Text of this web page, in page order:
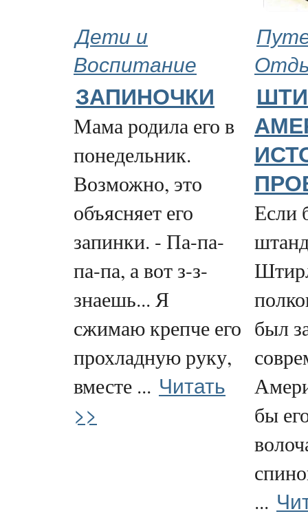
Дети и
Воспитание
ЗАПИНОЧКИ
Мама родила его в
понедельник.
Возможно, это
объясняет его
запинки. - Па-па-
па-па, а вот з-з-
знаешь... Я
сжимаю крепче его
прохладную руку,
вместе ... Читать
>>
Если
был
бы
...